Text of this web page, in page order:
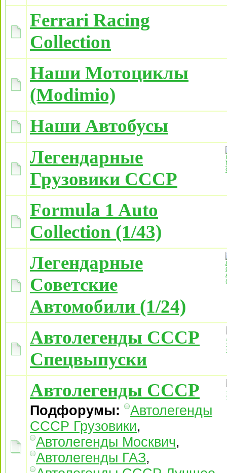
Ferrari Racing
Collection
Наши Мотоциклы
(Modimio)
Наши Автобусы
Легендарные
Грузовики СССР
Formula 1 Auto
Collection (1/43)
Легендарные
Советские
Автомобили (1/24)
Автолегенды СССР
Спецвыпуски
Автолегенды СССР
Подфорумы:
Автолегенды
СССР Грузовики,
Автолегенды Москвич,
Автолегенды ГАЗ,